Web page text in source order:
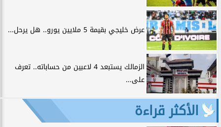
عرض خليجي بقيمة 5 ملايين يورو.. هل يرحل...
الزمالك يستبعد 4 لاعبين من حساباته.. تعرف
على...
الأكثر قراءة